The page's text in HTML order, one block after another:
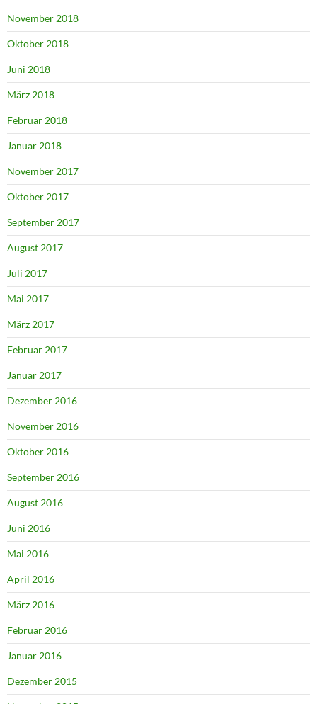
November 2018
Oktober 2018
Juni 2018
März 2018
Februar 2018
Januar 2018
November 2017
Oktober 2017
September 2017
August 2017
Juli 2017
Mai 2017
März 2017
Februar 2017
Januar 2017
Dezember 2016
November 2016
Oktober 2016
September 2016
August 2016
Juni 2016
Mai 2016
April 2016
März 2016
Februar 2016
Januar 2016
Dezember 2015